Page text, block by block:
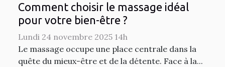
Comment choisir le massage idéal
pour votre bien-être ?
Lundi 24 novembre 2025 14h
Le massage occupe une place centrale dans la
quête du mieux-être et de la détente. Face à la...